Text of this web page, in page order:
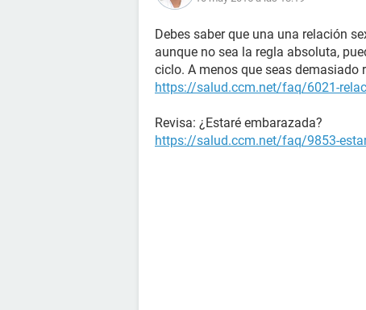
Debes saber que una una relación
aunque no sea la regla absoluta,
ciclo. A menos que seas demasiado
https://salud.ccm.net/faq/6021-
Revisa: ¿Estaré embarazada?
https://salud.ccm.net/faq/9853-